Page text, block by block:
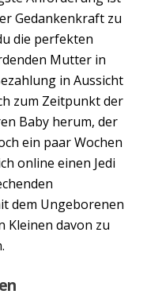
Gedankenkraft zu
die perfekten
Mutter in
in Aussicht
zum Zeitpunkt der
Baby herum, der
ein paar Wochen
online einen Jedi
dem Ungeborenen
Kleinen davon zu